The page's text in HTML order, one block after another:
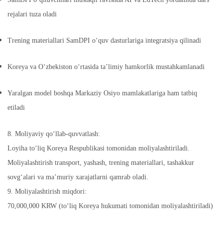
rejalari tuza oladi
Trening materiallari SamDPI o‘quv dasturlariga integratsiya qilinadi
Koreya va O‘zbekiston o‘rtasida ta’limiy hamkorlik mustahkamlanadi
Yaralgan model boshqa Markaziy Osiyo mamlakatlariga ham tatbiq
etiladi
8. Moliyaviy qo‘llab-quvvatlash:
Loyiha to‘liq Koreya Respublikasi tomonidan moliyalashtiriladi.
Moliyalashtirish transport, yashash, trening materiallari, tashakkur
sovg‘alari va ma’muriy xarajatlarni qamrab oladi.
9. Moliyalashtirish miqdori:
70,000,000 KRW (to‘liq Koreya hukumati tomonidan moliyalashtiriladi)